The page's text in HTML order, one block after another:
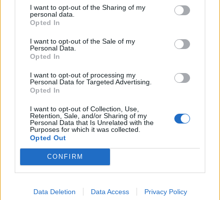
I want to opt-out of the Sharing of my
personal data.
Opted In
I want to opt-out of the Sale of my
Personal Data.
Opted In
I want to opt-out of processing my
Personal Data for Targeted Advertising.
Opted In
I want to opt-out of Collection, Use,
Retention, Sale, and/or Sharing of my
Personal Data that Is Unrelated with the
Purposes for which it was collected.
Opted Out
CONFIRM
Data Deletion Data Access Privacy Policy
pedra com mais de dois metros de altura, ao longo
64 metros de comprimento, que se vão estreitando
profundidade. Pela terra de montanha há outros, mas
este, que deixou de ser utilizado em 1948, é um dos
mais imponentes e bem preservados. Agora, o
trabalho é feito em sentido inverso, em prol da
Artigo anterior
Grupo de Escuteiros da Bila
promove primeira edição do